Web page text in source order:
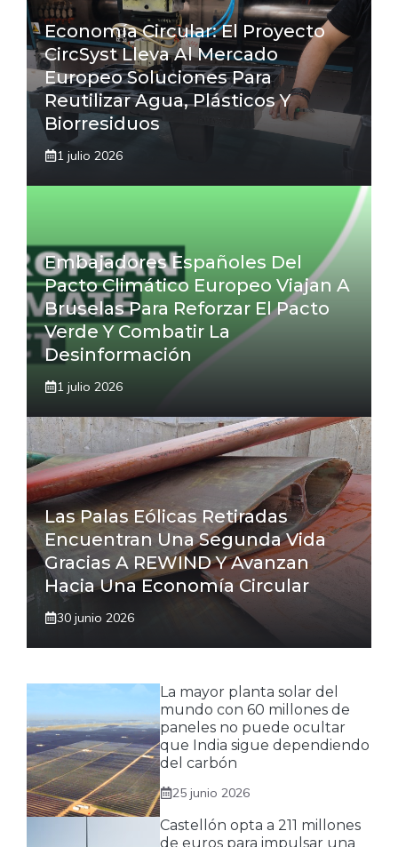
Economía Circular: El Proyecto
CircSyst Lleva Al Mercado
Europeo Soluciones Para
Reutilizar Agua, Plásticos Y
Biorresiduos
1 julio 2026
Embajadores Españoles Del
Pacto Climático Europeo Viajan A
Bruselas Para Reforzar El Pacto
Verde Y Combatir La
Desinformación
1 julio 2026
Las Palas Eólicas Retiradas
Encuentran Una Segunda Vida
Gracias A REWIND Y Avanzan
Hacia Una Economía Circular
30 junio 2026
La mayor planta solar del
mundo con 60 millones de
paneles no puede ocultar
que India sigue dependiendo
del carbón
25 junio 2026
Castellón opta a 211 millones
de euros para impulsar una